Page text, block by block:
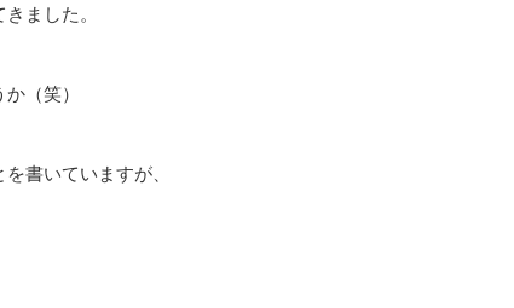
ました。
（笑）
書いていますが、